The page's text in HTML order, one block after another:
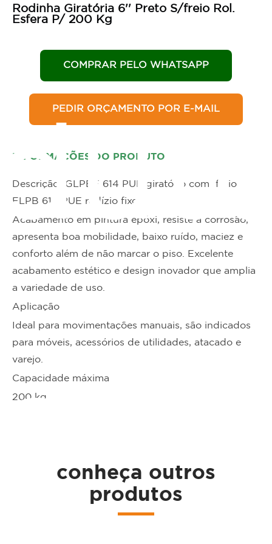
Rodinha Giratória 6'' Preto S/freio Rol.
Esfera P/ 200 Kg
COMPRAR PELO WHATSAPP
PEDIR ORÇAMENTO POR E-MAIL
INFORMAÇÕES DO PRODUTO
Descrição GLPBF 614 PUE giratório com freio
FLPB 614 PUE rodízio fixo
Acabamento em pintura epóxi, resiste a corrosão,
apresenta boa mobilidade, baixo ruído, maciez e
conforto além de não marcar o piso. Excelente
acabamento estético e design inovador que amplia
a variedade de uso.
Aplicação
Ideal para movimentações manuais, são indicados
para móveis, acessórios de utilidades, atacado e
varejo.
Capacidade máxima
200 kg
conheça outros
produtos